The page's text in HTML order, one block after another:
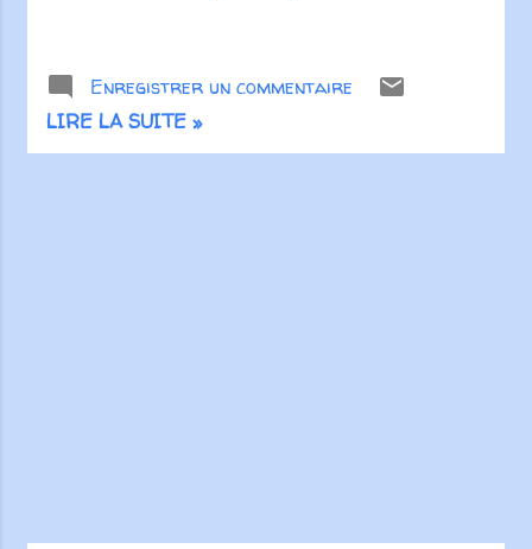
Enregistrer un commentaire
LIRE LA SUITE »